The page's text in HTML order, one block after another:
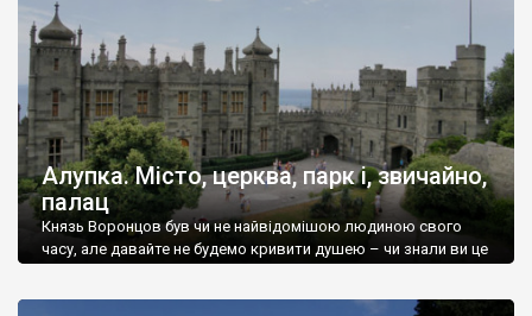
Алупка. Місто, церква, парк і, звичайно,
палац
Князь Воронцов був чи не найвідомішою людиною свого
часу, але давайте не будемо кривити душею – чи знали ви це